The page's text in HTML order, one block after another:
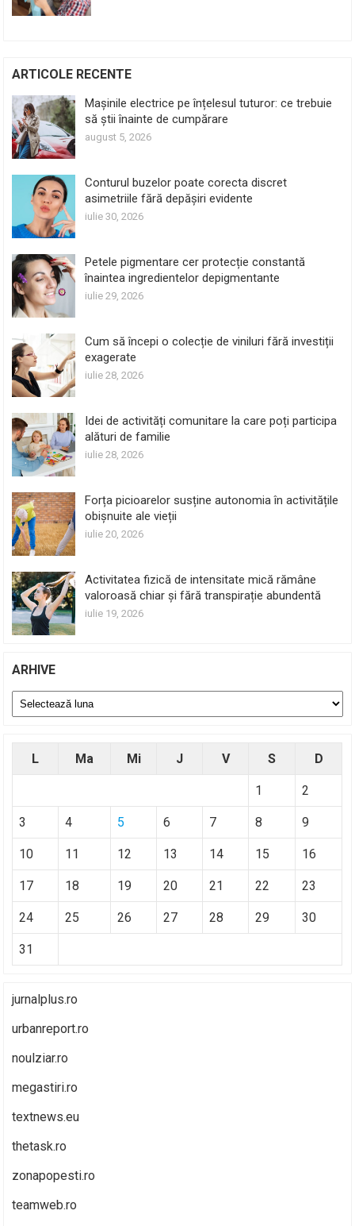
ARTICOLE RECENTE
Mașinile electrice pe înțelesul tuturor: ce trebuie
să știi înainte de cumpărare
august 5, 2026
Conturul buzelor poate corecta discret
asimetriile fără depășiri evidente
iulie 30, 2026
Petele pigmentare cer protecție constantă
înaintea ingredientelor depigmentante
iulie 29, 2026
Cum să începi o colecție de viniluri fără investiții
exagerate
iulie 28, 2026
Idei de activități comunitare la care poți participa
alături de familie
iulie 28, 2026
Forța picioarelor susține autonomia în activitățile
obișnuite ale vieții
iulie 20, 2026
Activitatea fizică de intensitate mică rămâne
valoroasă chiar și fără transpirație abundentă
iulie 19, 2026
ARHIVE
Arhive
L Ma Mi J V S D
1 2
3 4 5 6 7 8 9
10 11 12 13 14 15 16
17 18 19 20 21 22 23
24 25 26 27 28 29 30
31
jurnalplus.ro
urbanreport.ro
noulziar.ro
megastiri.ro
textnews.eu
thetask.ro
zonapopesti.ro
teamweb.ro